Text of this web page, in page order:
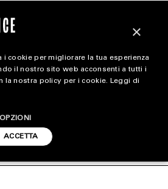
magazine
STYLE
×
cookie per migliorare la tua esperienza
il nostro sito web acconsenti a tutti i
la nostra policy per i cookie. Leggi di
ACCETTA